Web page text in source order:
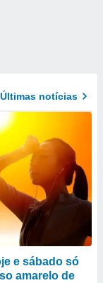
Últimas notícias
e sábado só
amarelo de